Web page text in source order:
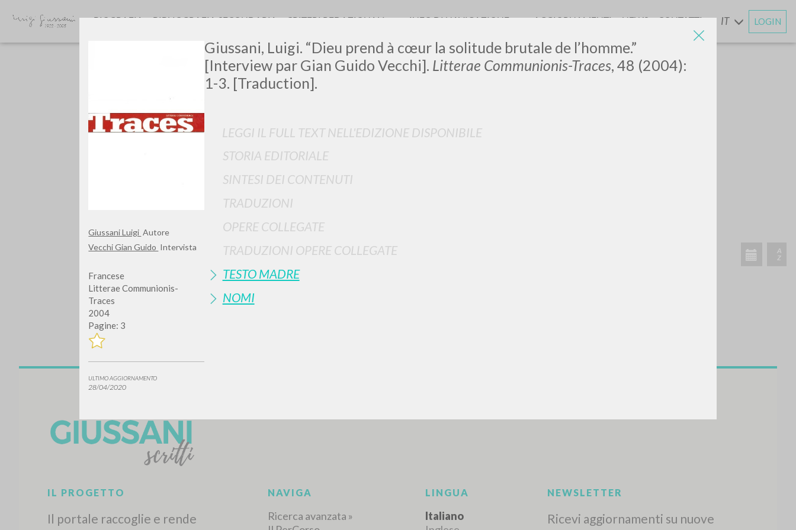
Giussani Luigi Autore
Vecchi Gian Guido Intervista
Francese
Litterae Communionis-
Traces
2004
Pagine: 3
ULTIMO AGGIORNAMENTO
28/04/2020
Giussani, Luigi. “Dieu prend à cœur la solitude brutale de l’homme.”
[Interview par Gian Guido Vecchi]. Litterae Communionis-Traces, 48 (2004):
1-3. [Traduction].
LEGGI IL FULL TEXT NELL'EDIZIONE DISPONIBILE
STORIA EDITORIALE
SINTESI DEI CONTENUTI
TRADUZIONI
OPERE COLLEGATE
TRADUZIONI OPERE COLLEGATE
TESTO MADRE
NOMI
LUIGI
GIUSSANI
BIOGRAFIA BIBLIOGRAFIA SECONDARIA CRITERI REDAZIONALI INFO DI NAVIGAZIONE AGGIORNAMENTIENEWS CONTATTI IT LOGIN
TIPOLOGIA OPERA